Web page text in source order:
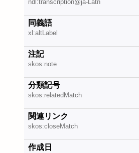
ndl:transcription@ja-Latn
同義語
xl:altLabel
注記
skos:note
分類記号
skos:relatedMatch
関連リンク
skos:closeMatch
作成日